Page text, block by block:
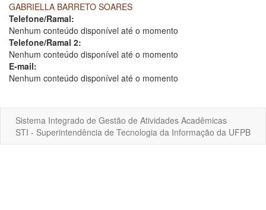
GABRIELLA BARRETO SOARES
Telefone/Ramal:
Nenhum conteúdo disponível até o momento
Telefone/Ramal 2:
Nenhum conteúdo disponível até o momento
E-mail:
Nenhum conteúdo disponível até o momento
Sistema Integrado de Gestão de Atividades Acadêmicas
STI - Superintendência de Tecnologia da Informação da UFPB